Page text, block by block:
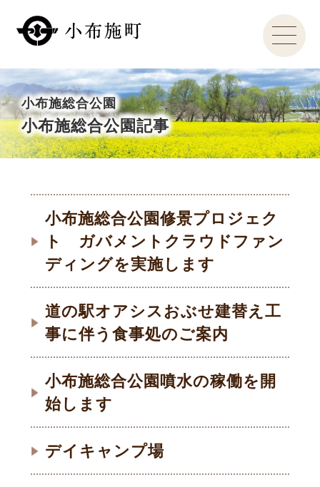
小布施総合公園
小布施総合公園記事
小布施総合公園修景プロジェク
ト ガバメントクラウドファン
ディングを実施します
道の駅オアシスおぶせ建替え工
事に伴う食事処のご案内
小布施総合公園噴水の稼働を開
始します
デイキャンプ場